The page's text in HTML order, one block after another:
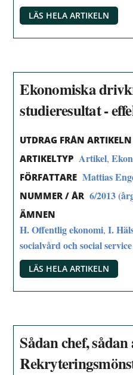
LÄS HELA ARTIKELN
Ekonomiska
studieresultat -
UTDRAG FRÅN ARTIKELN
ARTIKELTYP Artikel,
FÖRFATTARE Mattias
NUMMER / ÅR 6/2013
ÄMNEN
H. Offentlig ekonomi,I.
socialvård och social service
LÄS HELA ARTIKELN
Sådan chef,